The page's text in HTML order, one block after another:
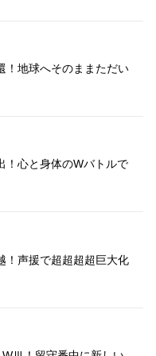
！地球へそのままただい
！心と身体のWバトルで
！声援で超超超超巨大化